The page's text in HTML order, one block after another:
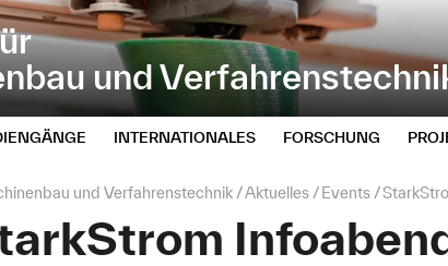
und
INTERNATIONALES FORSCHUNG
und Verfahrenstechnik Aktuelles Events